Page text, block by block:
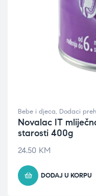
Bebe i djeca, Dodaci
Novalac IT
starosti 400g
24.50 KM
DODAJ U KORPU